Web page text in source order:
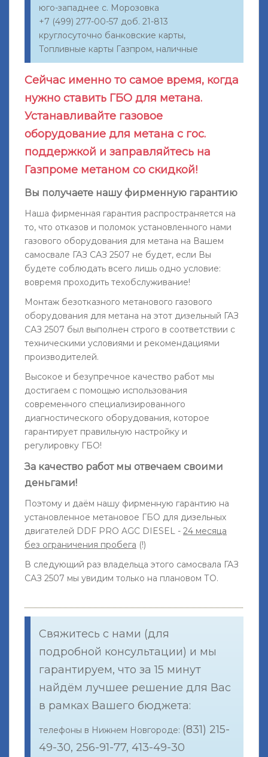
юго-западнее с. Морозовка
+7 (499) 277-00-57 доб. 21-813
круглосуточно банковские карты,
Топливные карты Газпром, наличные
Сейчас именно то самое время, когда
нужно ставить ГБО для метана.
Устанавливайте газовое
оборудование для метана с гос.
поддержкой и заправляйтесь на
Газпроме метаном со скидкой!
Вы получаете нашу фирменную гарантию
Наша фирменная гарантия распространяется на
то, что отказов и поломок установленного нами
газового оборудования для метана на Вашем
самосвале ГАЗ САЗ 2507 не будет, если Вы
будете соблюдать всего лишь одно условие:
вовремя проходить техобслуживание!
Монтаж безотказного метанового газового
оборудования для метана на этот дизельный ГАЗ
САЗ 2507 был выполнен строго в соответствии с
техническими условиями и рекомендациями
производителей.
Высокое и безупречное качество работ мы
достигаем с помощью использования
современного специализированного
диагностического оборудования, которое
гарантирует правильную настройку и
регулировку ГБО!
За качество работ мы отвечаем своими
деньгами!
Поэтому и даём нашу фирменную гарантию на
установленное метановое ГБО для дизельных
двигателей DDF PRO AGС DIESEL - 24 месяца
без ограничения пробега (!)
В следующий раз владельца этого самосвала ГАЗ
САЗ 2507 мы увидим только на плановом ТО.
Свяжитесь с нами (для
подробной консультации) и мы
гарантируем, что за 15 минут
найдём лучшее решение для Вас
в рамках Вашего бюджета:
телефоны в Нижнем Новгороде: (831) 215-
49-30, 256-91-77, 413-49-30